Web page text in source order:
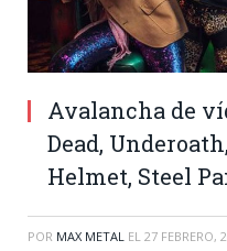
Avalancha de
Dead,
Helmet, Steel
POR MAX METAL EL 27 FEBRERO,